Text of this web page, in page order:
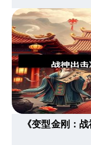
《变型金刚：